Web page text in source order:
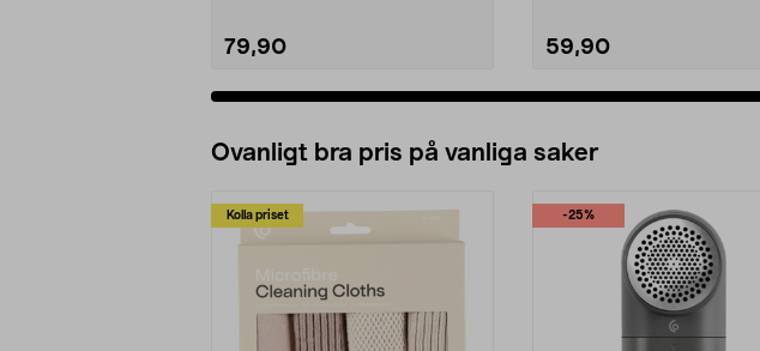
79,90 59,90
Ovanligt bra pris på vanliga saker
Kolla priset -25%